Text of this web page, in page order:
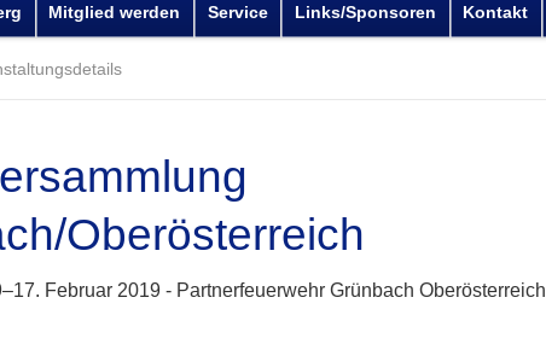
Mitglied werden Service Links/Sponsoren Kontakt
Oberösterreich
Februar 2019 - Partnerfeuerwehr Grünbach Oberösterreich